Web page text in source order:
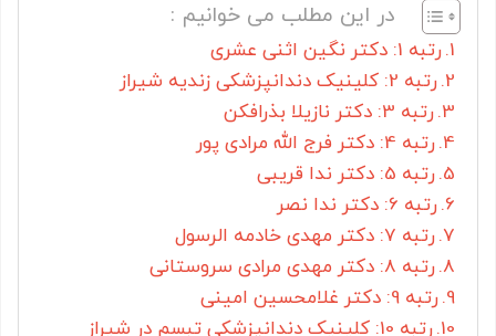
در این مطلب می خوانیم :
رتبه 1: دکتر نگین اثنی عشری
رتبه 2: کلینیک دندانپزشکی زندیه شیراز
رتبه 3: دکتر نازیلا بذرافکن
رتبه 4: دکتر فرج الله مرادی پور
رتبه 5: دکتر ندا قریبی
رتبه 6: دکتر ندا نصر
رتبه 7: دکتر مهدی خادمه الرسول
رتبه 8: دکتر مهدی مرادی سروستانی
رتبه 9: دکتر غلامحسین امینی
رتبه 10: کلینیک دندانپزشکی تبسم در شیراز